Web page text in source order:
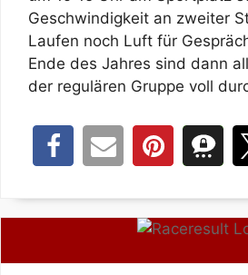
Geschwindigkeit an zweiter
Laufen noch Luft für
Ende des Jahres sind dann
der regulären Gruppe voll